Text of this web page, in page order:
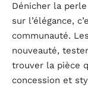
Dénicher la
sur l’élégance,
communauté.
nouveauté,
trouver la pièce
concession et